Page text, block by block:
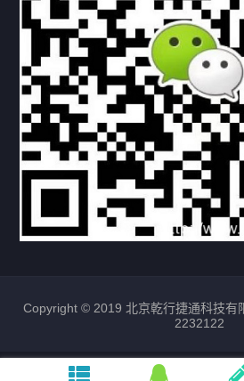
购买流程 版权条款
北京乾行捷通荣获阿里巴巴国际站
领ICT与AI行业发展
2025/12/22 531 新闻中心 信
唯一非北美厂商！华为入选2024
2024/08/07 新闻中心
Copyright © 2019 北京乾行捷通科技有
2232122